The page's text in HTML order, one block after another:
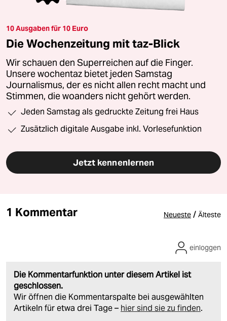
10 Ausgaben für 10 Euro
Die Wochenzeitung mit taz-Blick
Wir schauen den Superreichen auf die Finger.
Unsere wochentaz bietet jeden Samstag
Journalismus, der es nicht allen recht macht und
Stimmen, die woanders nicht gehört werden.
Jeden Samstag als gedruckte Zeitung frei Haus
Zusätzlich digitale Ausgabe inkl. Vorlesefunktion
Jetzt kennenlernen
1 Kommentar Neueste / Älteste
Die Kommentarfunktion unter diesem Artikel ist
geschlossen.
Wir öffnen die Kommentarspalte bei ausgewählten
Artikeln für etwa drei Tage – hier sind sie zu finden.
einloggen